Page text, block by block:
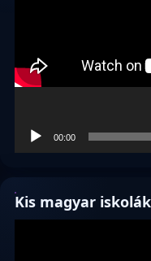
00:00
Kis magyar